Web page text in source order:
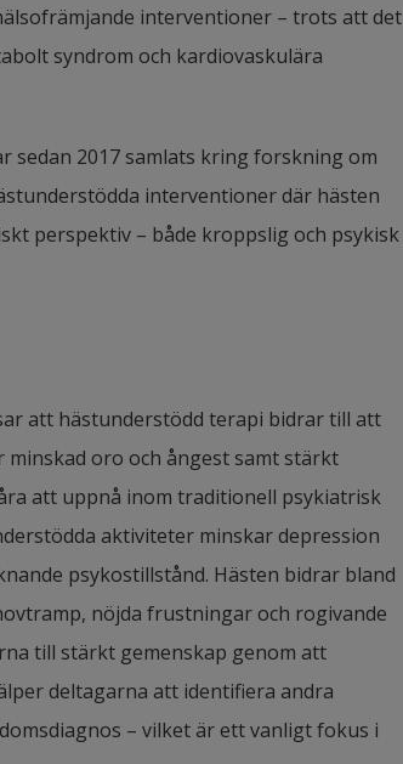
interventioner – trots att det
syndrom och kardiovaskulära
sedan 2017 samlats kring forskning om
interventioner där hästen
perspektiv – både kroppslig och psykisk
att hästunderstödd terapi bidrar till att
minskad oro och ångest samt stärkt
att uppnå inom traditionell psykiatrisk
aktiviteter minskar depression
psykostillstånd. Hästen bidrar bland
nöjda frustningar och rogivande
till stärkt gemenskap genom att
deltagarna att identifiera andra
– vilket är ett vanligt fokus i